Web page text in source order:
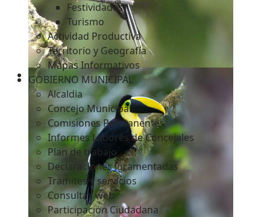
Festividades
Turismo
Actividad Productiva
Territorio y Geografía
Mapas Informativos
GOBIERNO MUNICIPAL
Alcaldia
Concejo Municipal
Comisiones Permanentes
Informes Labores de Concejales
Plan de trabajo
Declaraciones Juramentadas
Tramites y servicios
Consultas web
Participación Ciudadana